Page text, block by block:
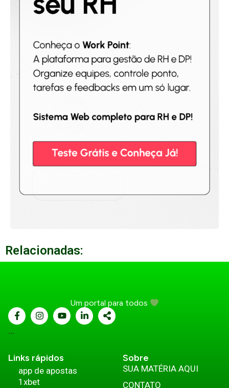
Relacionadas:
Um portal para todos
...
Links rápidos
app de apostas
1xbet
Sobre
SUA MATÉRIA AQUI
CONTATO